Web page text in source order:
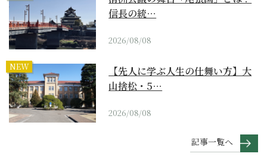
信長の統…
2026/08/08
NEW
【先人に学ぶ人生の仕舞い方】大
山捨松・5…
2026/08/08
記事一覧へ